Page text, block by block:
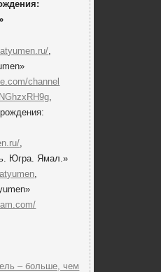
,
channel
,
,
Югра. Ямал.»
,
– больше, чем